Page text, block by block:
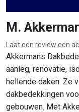
M.
Laat een review een
Akkermans
aanleg, renovatie,
hellende daken. Ze
dakbedekkingen
gebouwen. Met